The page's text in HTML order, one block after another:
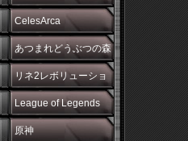
ン
CelesArca
あつまれどうぶつの森
リネ2レボリューショ
ン
League of Legends
原神